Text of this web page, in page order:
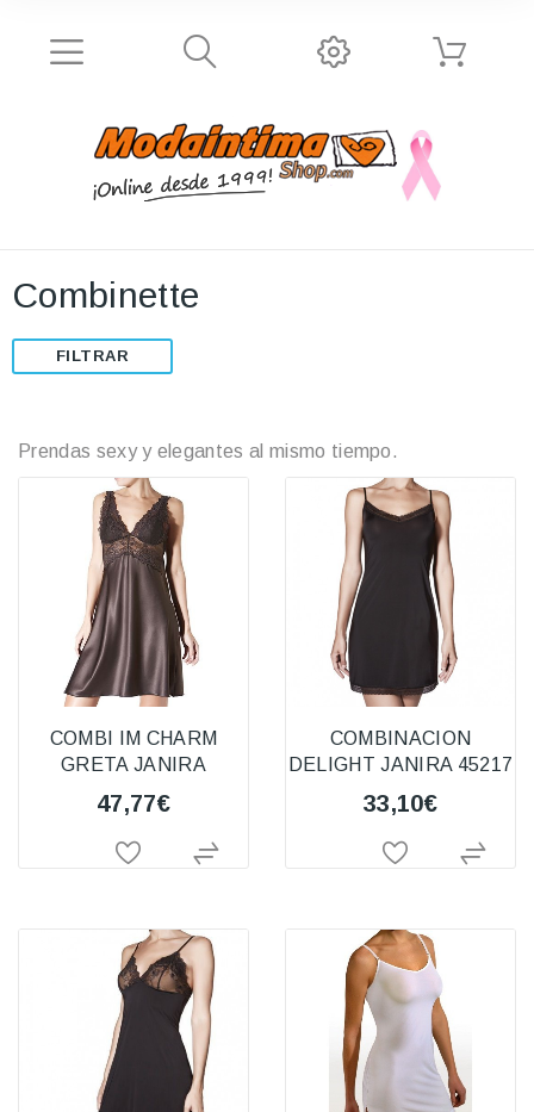
Combinette
Prendas sexy y elegantes al mismo tiempo.
COMBI IM CHARM
GRETA JANIRA
47,77€
COMBINACION
DELIGHT JANIRA 45217
33,10€
FILTRAR